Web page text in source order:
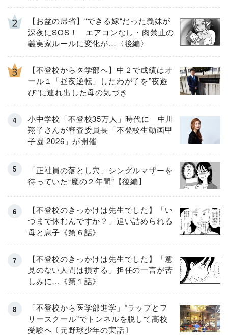
【お盆の帰省】“できる嫁“だった義妹が
深夜にSOS！ エアコンなし・肉禁止の
義実家ルールに変化が…〈後編〉
【不登校から医学部へ】中２で成績はオ
ール１「昼夜逆転」したわが子を”夜遊
び”に連れ出した母の気づき
小中学校「不登校35万人」時代に 中川
翔子さんが審査委員長「不登校生動画甲
子園 2026」が開催
「正社員の落とし穴」シングルマザーを
待っていた“魔の２年間”【後編】
【不登校のきっかけは先生でした】「い
つまで休むんですか？」追い詰められる
母と息子《第６話》
【不登校のきっかけは先生でした】「意
見のない人間は損する」担任の一言が苦
しみに…《第１話》
「不登校から医学部進学」“ラップとフ
リースクール”でトンネルを脱して高校
受験へ〔元野球少年の実話〕